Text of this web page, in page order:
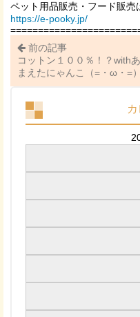
ペット用品販売・フード販
https://e-pooky.jp/
前の記事
コットン１００％！？withあ
まえたにゃんこ（=・ω・=）